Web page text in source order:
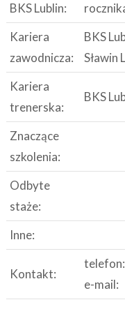
BKS Lublin:
Kariera
zawodnicza:
BKS
Sławin
Kariera
trenerska:
BKS
Znaczące
szkolenia:
Odbyte
staże:
Inne:
Kontakt:
telefon:
e-mail: